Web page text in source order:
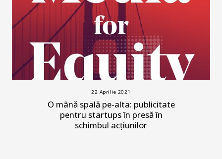
22 Aprilie 2021
O mână spală pe-alta: publicitate
pentru startups în presă în
schimbul acțiunilor